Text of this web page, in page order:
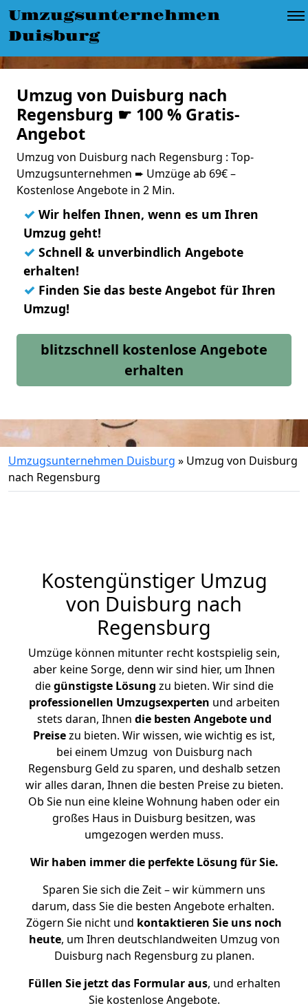
Umzugsunternehmen
Duisburg
Umzug von Duisburg nach
Regensburg ☛ 100 % Gratis-
Angebot
Umzug von Duisburg nach Regensburg : Top-
Umzugsunternehmen ➨ Umzüge ab 69€ –
Kostenlose Angebote in 2 Min.
✓ Wir helfen Ihnen, wenn es um Ihren
Umzug geht!
✓ Schnell & unverbindlich Angebote
erhalten!
✓ Finden Sie das beste Angebot für Ihren
Umzug!
blitzschnell kostenlose Angebote
erhalten
Umzugsunternehmen Duisburg » Umzug von Duisburg
nach Regensburg
Kostengünstiger Umzug
von Duisburg nach
Regensburg
Umzüge können mitunter recht kostspielig sein,
aber keine Sorge, denn wir sind hier, um Ihnen
diegünstigste Lösung zu bieten. Wir sind die
professionellen Umzugsexperten und arbeiten
stets daran, Ihnen die besten Angebote und
Preisezu bieten. Wir wissen, wie wichtig es ist,
bei einem Umzug von Duisburg nach
Regensburg Geld zu sparen, und deshalb setzen
wir alles daran, Ihnen die besten Preise zu bieten.
Ob Sie nun eine kleine Wohnung haben oder ein
großes Haus in Duisburg besitzen, was
umgezogen werden muss.
Wir haben immer die perfekte Lösung für Sie.
Sparen Sie sich die Zeit – wir kümmern uns
darum, dass Sie die besten Angebote erhalten.
Zögern Sie nicht und kontaktieren Sie uns noch
heute, um Ihren deutschlandweiten Umzug von
Duisburg nach Regensburg zu planen.
Füllen Sie jetzt das Formular aus, und erhalten
Sie kostenlose Angebote.